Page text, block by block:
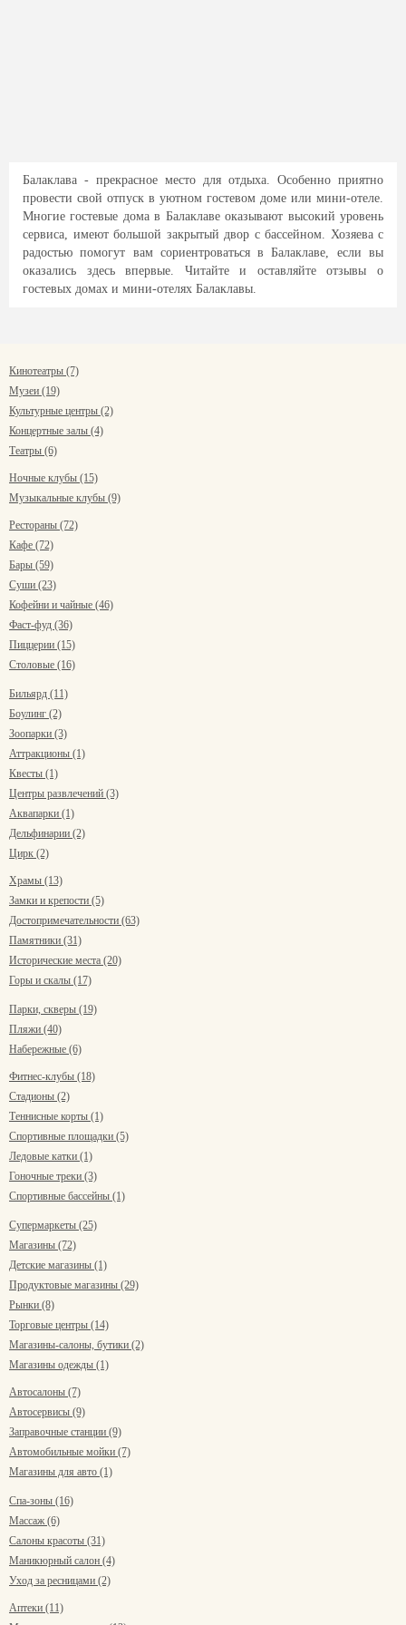
Балаклава - прекрасное место для отдыха. Особенно приятно
провести свой отпуск в уютном гостевом доме или мини-отеле.
Многие гостевые дома в Балаклаве оказывают высокий уровень
сервиса, имеют большой закрытый двор с бассейном. Хозяева с
радостью помогут вам сориентроваться в Балаклаве, если вы
оказались здесь впервые. Читайте и оставляйте отзывы о
гостевых домах и мини-отелях Балаклавы.
Кинотеатры (7)
Музеи (19)
Культурные центры (2)
Концертные залы (4)
Театры (6)
Ночные клубы (15)
Музыкальные клубы (9)
Рестораны (72)
Кафе (72)
Бары (59)
Суши (23)
Кофейни и чайные (46)
Фаст-фуд (36)
Пиццерии (15)
Столовые (16)
Бильярд (11)
Боулинг (2)
Зоопарки (3)
Аттракционы (1)
Квесты (1)
Центры развлечений (3)
Аквапарки (1)
Дельфинарии (2)
Цирк (2)
Храмы (13)
Замки и крепости (5)
Достопримечательности (63)
Памятники (31)
Исторические места (20)
Горы и скалы (17)
Парки, скверы (19)
Пляжи (40)
Набережные (6)
Фитнес-клубы (18)
Стадионы (2)
Теннисные корты (1)
Спортивные площадки (5)
Ледовые катки (1)
Гоночные треки (3)
Спортивные бассейны (1)
Супермаркеты (25)
Магазины (72)
Детские магазины (1)
Продуктовые магазины (29)
Рынки (8)
Торговые центры (14)
Магазины-салоны, бутики (2)
Магазины одежды (1)
Автосалоны (7)
Автосервисы (9)
Заправочные станции (9)
Автомобильные мойки (7)
Магазины для авто (1)
Спа-зоны (16)
Массаж (6)
Салоны красоты (31)
Маникюрный салон (4)
Уход за ресницами (2)
Аптеки (11)